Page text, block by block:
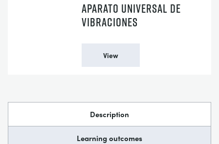
APARATO UNIVERSAL DE
VIBRACIONES
View
Description
Learning outcomes